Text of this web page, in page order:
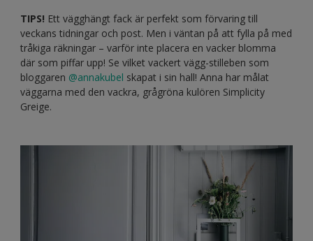
TIPS! Ett vägghängt fack är perfekt som förvaring till
veckans tidningar och post. Men i väntan på att fylla på med
tråkiga räkningar – varför inte placera en vacker blomma
där som piffar upp! Se vilket vackert vägg-stilleben som
bloggaren @annakubel skapat i sin hall! Anna har målat
väggarna med den vackra, grågröna kulören Simplicity
Greige.